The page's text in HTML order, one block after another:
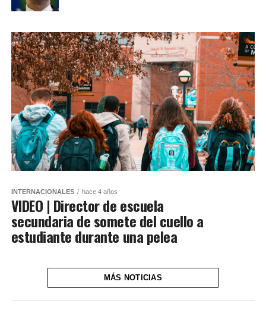
INTERNACIONALES hace 4 años
VIDEO | Director de escuela
secundaria de somete del cuello a
estudiante durante una pelea
MÁS NOTICIAS